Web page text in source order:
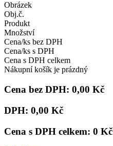
Obrázek
Obj.č.
Produkt
Množství
Cena/ks bez DPH
Cena/ks s DPH
Cena s DPH celkem
Nákupní košík je prázdný
Cena bez DPH: 0,00 Kč
DPH: 0,00 Kč
Cena s DPH celkem: 0 Kč